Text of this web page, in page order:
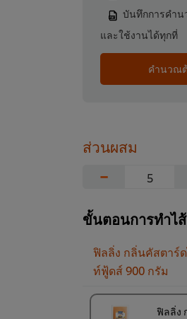
บันทึกการคำ
และใช้งานได้ทุกที่
คำนวณ
ส่วนผสม
−
ขั้นตอนการทำไ
ฟิลลิ่ง กลิ่นคัสตาร์
ท์ฟู้ดส์ 900 กรัม
ฟิลลิ่ง